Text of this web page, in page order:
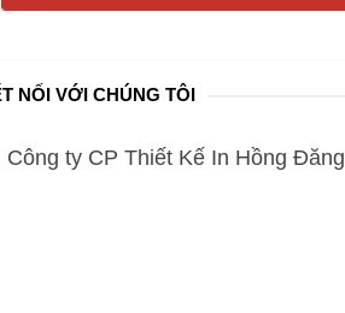
NỐI VỚI CHÚNG TÔI
Công ty CP Thiết Kế In Hồng Đăng